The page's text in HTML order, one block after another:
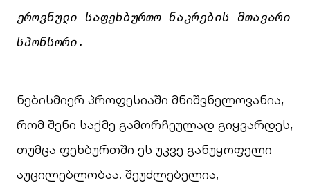
ეროვნული საფეხბურთო ნაკრების მთავარი
სპონსორი.
ნებისმიერ პროფესიაში მნიშვნელოვანია,
რომ შენი საქმე გამორჩეულად გიყვარდეს,
თუმცა ფეხბურთში ეს უკვე განუყოფელი
აუცილებლობაა. შეუძლებელია,